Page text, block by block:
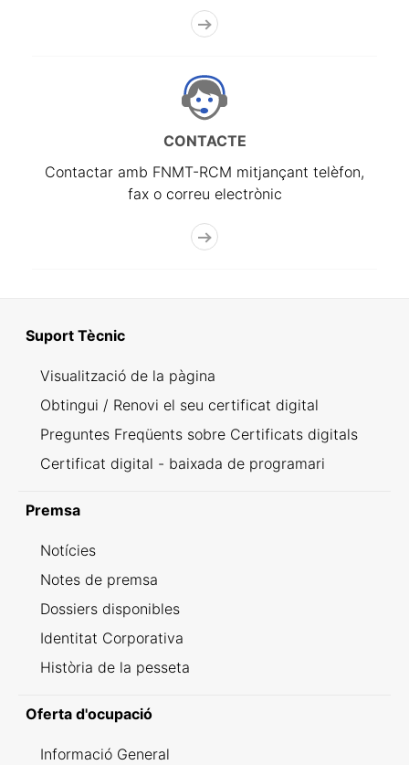
CONTACTE
Contactar amb FNMT-RCM mitjançant telèfon,
fax o correu electrònic
Suport Tècnic
Visualització de la pàgina
Obtingui / Renovi el seu certificat digital
Preguntes Freqüents sobre Certificats digitals
Certificat digital - baixada de programari
Premsa
Notícies
Notes de premsa
Dossiers disponibles
Identitat Corporativa
Història de la pesseta
Oferta d'ocupació
Informació General